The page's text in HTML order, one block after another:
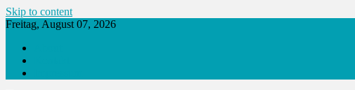
Skip to content
Freitag, August 07, 2026